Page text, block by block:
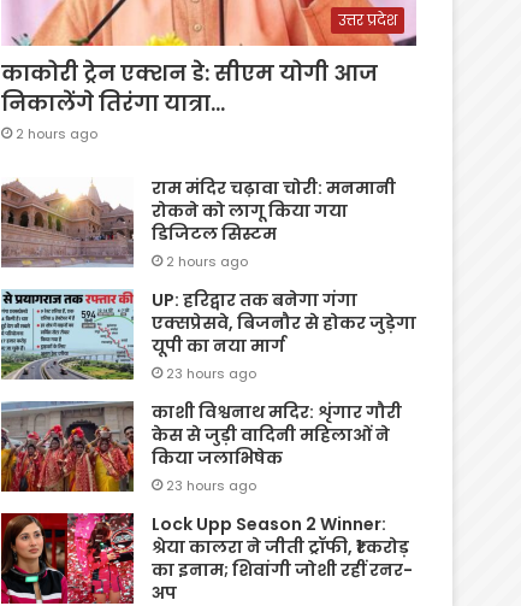
उत्तर प्रदेश
काकोरी ट्रेन एक्शन डे: सीएम योगी आज
निकालेंगे तिरंगा यात्रा…
2 hours ago
राम मंदिर चढ़ावा चोरी: मनमानी
रोकने को लागू किया गया
डिजिटल सिस्टम
2 hours ago
UP: हरिद्वार तक बनेगा गंगा
एक्सप्रेसवे, बिजनौर से होकर जुड़ेगा
यूपी का नया मार्ग
23 hours ago
काशी विश्वनाथ मदिर: शृंगार गौरी
केस से जुड़ी वादिनी महिलाओं ने
किया जलाभिषेक
23 hours ago
Lock Upp Season 2 Winner:
श्रेया कालरा ने जीती ट्रॉफी, ₹1 करोड़
का इनाम; शिवांगी जोशी रहीं रनर-
अप